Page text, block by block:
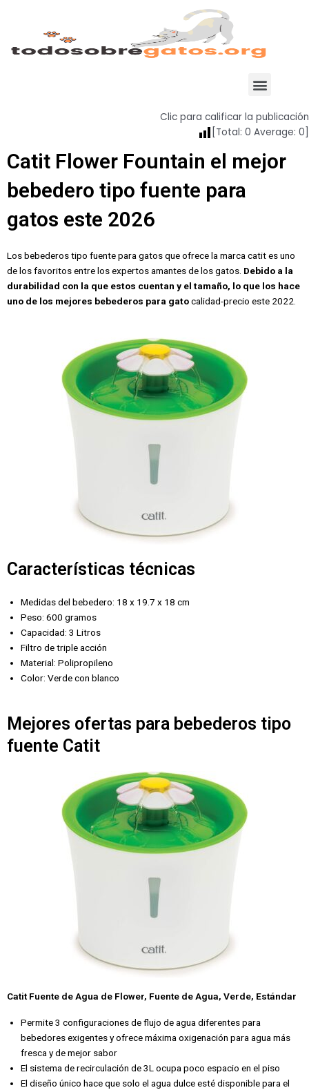
contenido
Menu
Clic para calificar la publicación
[Total: 0 Average: 0
Catit Flower Fountain el mejor
bebedero tipo fuente para
gatos este 2026
Los bebederos tipo fuente para gatos que ofrece la marca catit es uno
de los favoritos entre los expertos amantes de los gatos. Debido a la
durabilidad con la que estos cuentan y el tamaño, lo que los hace
uno de los mejores bebederos para gatocalidad-precio este 2022.
Características técnicas
Medidas del bebedero: 18 x 19.7 x 18 cm
Peso: 600 gramos
Capacidad: 3 Litros
Filtro de triple acción
Material: Polipropileno
Color: Verde con blanco
Mejores ofertas para bebederos tipo
fuente Catit
Catit Fuente de Agua de Flower, Fuente de Agua, Verde, Estándar
Permite 3 configuraciones de flujo de agua diferentes para
bebedores exigentes y ofrece máxima oxigenación para agua más
fresca y de mejor sabor
El sistema de recirculación de 3L ocupa poco espacio en el piso
El diseño único hace que solo el agua dulce esté disponible para el